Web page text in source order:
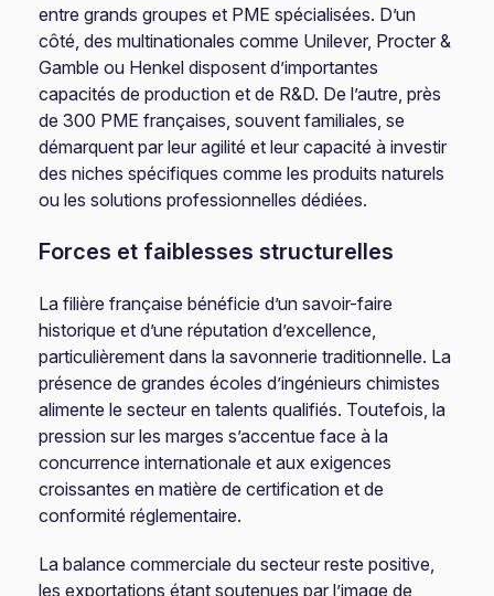
entre grands groupes et PME spécialisées. D’un
côté, des multinationales comme Unilever, Procter &
Gamble ou Henkel disposent d’importantes
capacités de production et de R&D. De l’autre, près
de 300 PME françaises, souvent familiales, se
démarquent par leur agilité et leur capacité à investir
des niches spécifiques comme les produits naturels
ou les solutions professionnelles dédiées.
Forces et faiblesses structurelles
La filière française bénéficie d’un savoir-faire
historique et d’une réputation d’excellence,
particulièrement dans la savonnerie traditionnelle. La
présence de grandes écoles d’ingénieurs chimistes
alimente le secteur en talents qualifiés. Toutefois, la
pression sur les marges s’accentue face à la
concurrence internationale et aux exigences
croissantes en matière de certification et de
conformité réglementaire.
La balance commerciale du secteur reste positive,
les exportations étant soutenues par l’image de